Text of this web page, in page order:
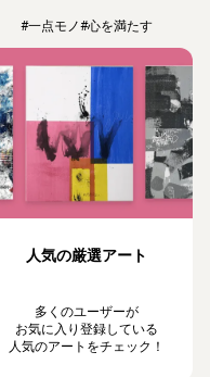
#一点モノ#心を満たす
人気の厳選アート
多くのユーザーが
お気に入り登録している
人気のアートをチェック！